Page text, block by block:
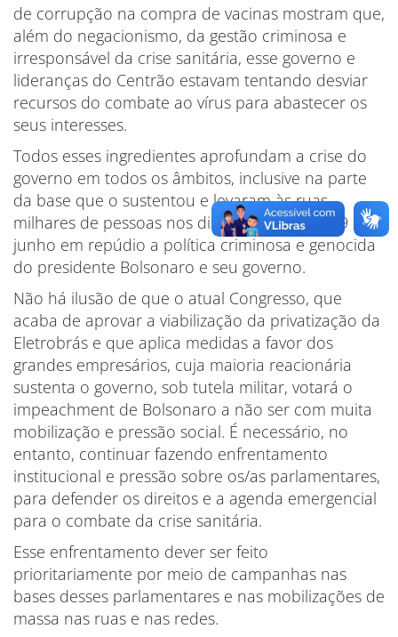
de corrupção na compra de vacinas mostram que,
além do negacionismo, da gestão criminosa e
irresponsável da crise sanitária, esse governo e
lideranças do Centrão estavam tentando desviar
recursos do combate ao vírus para abastecer os
seus interesses.
Todos esses ingredientes aprofundam a crise do
governo em todos os âmbitos, inclusive na parte
da base que o sustentou e levaram às ruas
milhares de pessoas nos dias 29 de maio e 19 de
junho em repúdio a política criminosa e genocida
do presidente Bolsonaro e seu governo.
Não há ilusão de que o atual Congresso, que
acaba de aprovar a viabilização da privatização da
Eletrobrás e que aplica medidas a favor dos
grandes empresários, cuja maioria reacionária
sustenta o governo, sob tutela militar, votará o
impeachment de Bolsonaro a não ser com muita
mobilização e pressão social. É necessário, no
entanto, continuar fazendo enfrentamento
institucional e pressão sobre os/as parlamentares,
para defender os direitos e a agenda emergencial
para o combate da crise sanitária.
Esse enfrentamento dever ser feito
prioritariamente por meio de campanhas nas
bases desses parlamentares e nas mobilizações de
massa nas ruas e nas redes.